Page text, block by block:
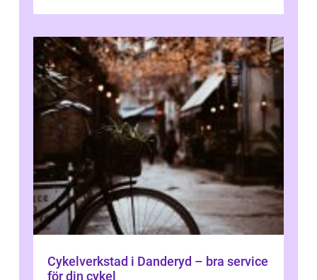
Cykelverkstad i Danderyd – bra service
för din cykel